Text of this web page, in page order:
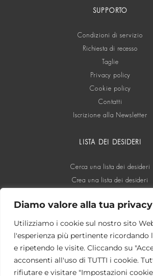
Diamo valore alla tua privacy
Utilizziamo i cookie sul nostro sito
l'esperienza più pertinente ricordando
e ripetendo le visite. Cliccando su
acconsenti all'uso di TUTTI i cookie.
rifiutare e visitare "Impostazioni
SUPPORTO
Condizioni di servizio
Richiesta di recesso
Taglie
Privacy policy
Cookie policy
Contatti
Iscrizione alla Newsletter
LISTA DEI DESIDERI
Cerca una lista dei desideri
Crea una lista dei desideri
SOCIAL